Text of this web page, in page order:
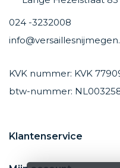
024 -3232008
KVK nummer: KVK
btw-nummer:
Klantenservice